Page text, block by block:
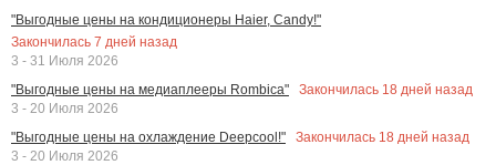
"Выгодные цены на кондиционеры Haier, Candy!"
Закончилась 7 дней назад
3 - 31 Июля 2026
"Выгодные цены на медиаплееры Rombica"
Закончилась 18 дней назад
3 - 20 Июля 2026
"Выгодные цены на охлаждение Deepcool!"
Закончилась 18 дней назад
3 - 20 Июля 2026